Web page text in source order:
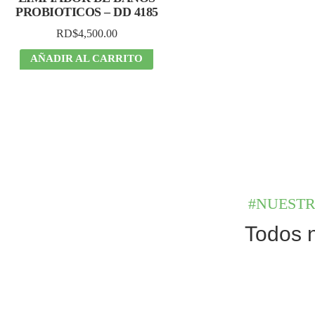
PROBIOTICOS – DD 4185
RD$4,500.00
AÑADIR AL CARRITO
Todos